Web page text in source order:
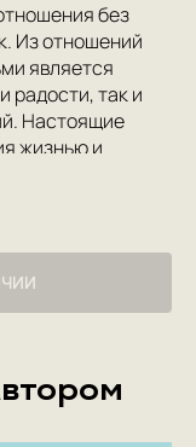
без
Из отношений
является
радости, так и
Настоящие
жизнью и
В школьной
приходиться
по любви и